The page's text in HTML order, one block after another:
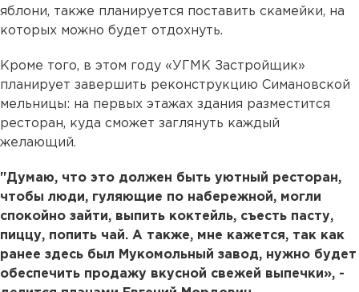
яблони, также планируется поставить скамейки, на
которых можно будет отдохнуть.
Кроме того, в этом году «УГМК Застройщик»
планирует завершить реконструкцию Симановской
мельницы: на первых этажах здания разместится
ресторан, куда сможет заглянуть каждый
желающий.
"Думаю, что это должен быть уютный ресторан,
чтобы люди, гуляющие по набережной, могли
спокойно зайти, выпить коктейль, съесть пасту,
пиццу, попить чай. А также, мне кажется, так как
ранее здесь был Мукомольный завод, нужно будет
обеспечить продажу вкусной свежей выпечки», -